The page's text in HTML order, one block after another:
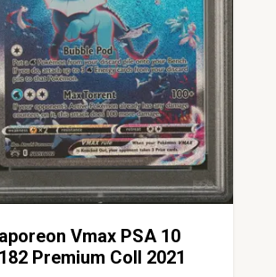
Vmax PSA 10
Premium Coll 2021